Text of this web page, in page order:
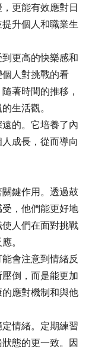
更能有效應對日
升個人和職業生
更高的快樂感和
人對挑戰的看
著時間的推移，
生活觀。
的。它培養了內
成長，從而導向
鍵作用。透過鼓
，他們能更好地
人們在面對挑戰
。
會注意到情緒反
倒，而是能更加
應對機制和與他
情緒。定期練習
態的更一致。因